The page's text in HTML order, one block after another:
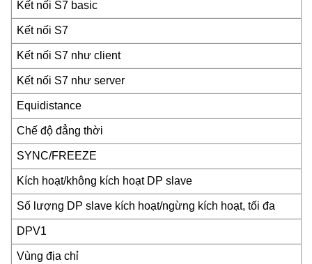
Kết nối S7 basic
Kết nối S7
Kết nối S7 như client
Kết nối S7 như server
Equidistance
Chế độ đẳng thời
SYNC/FREEZE
Kích hoạt/không kích hoạt DP slave
Số lượng DP slave kích hoạt/ngừng kích hoạt, tối đa
DPV1
Vùng địa chỉ